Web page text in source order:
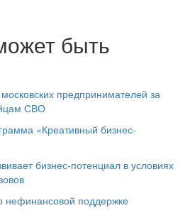
быть
предпринимателей за
СВО
«Креативный бизнес-
бизнес-потенциал в условиях
нефинансовой поддержке